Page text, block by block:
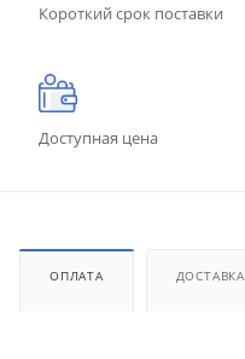
Короткий срок поставки
Доступная цена
ОПЛАТА ДОСТАВКА